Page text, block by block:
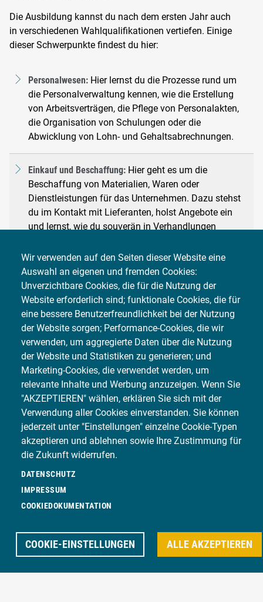
Die Ausbildung kannst du nach dem ersten Jahr auch
in verschiedenen Wahlqualifikationen vertiefen. Einige
dieser Schwerpunkte findest du hier:
Personalwesen: Hier lernst du die Prozesse rund um
die Personalverwaltung kennen, wie die Erstellung
von Arbeitsverträgen, die Pflege von Personalakten,
die Organisation von Schulungen oder die
Abwicklung von Lohn- und Gehaltsabrechnungen.
Einkauf und Beschaffung: Hier geht es um die
Beschaffung von Materialien, Waren oder
Dienstleistungen für das Unternehmen. Dazu stehst
du im Kontakt mit Lieferanten, holst Angebote ein
und lernst, wie du souverän in Verhandlungen
Vertrieb und Kundenbetreuung:In diesem Bereich
beschäftigst du dich mit dem Vertrieb von
Produkten oder Dienstleistungen und der Betreuung
von Kunden. Das beinhaltet die Kommunikation, die
Auftragsabwicklung sowie die Bearbeitung von
Anfragen.
Öffentlichkeitsarbeit und Marketing:
In diesem
Schwerpunkt lernst du, wie das Unternehmen nach
außen hin optimal repräsentiert wird und wie
Marketingmaßnahmen geplant und umgesetzt
werden.
Bereich Finanzbuchhaltung und lernst alles über die
Grundlagen der Buchhaltung. Dazu gehört das
Kostenkalkulation und das Erstellen von
Wir verwenden auf den Seiten dieser Website eine
Auswahl an eigenen und fremden Cookies:
Unverzichtbare Cookies, die für die Nutzung der
Website erforderlich sind; funktionale Cookies, die für
eine bessere Benutzerfreundlichkeit bei der Nutzung
der Website sorgen; Performance-Cookies, die wir
verwenden, um aggregierte Daten über die Nutzung
der Website und Statistiken zu generieren; und
Marketing-Cookies, die verwendet werden, um
relevante Inhalte und Werbung anzuzeigen. Wenn Sie
"AKZEPTIEREN" wählen, erklären Sie sich mit der
Verwendung aller Cookies einverstanden. Sie können
jederzeit unter "Einstellungen" einzelne Cookie-Typen
akzeptieren und ablehnen sowie Ihre Zustimmung für
die Zukunft widerrufen.
DATENSCHUTZ
IMPRESSUM
COOKIEDOKUMENTATION
COOKIE-EINSTELLUNGEN ALLE AKZEPTIEREN